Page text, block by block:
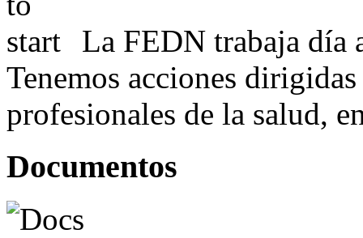
La FEDN trabaja día
Tenemos acciones
profesionales de la salud,
Documentos